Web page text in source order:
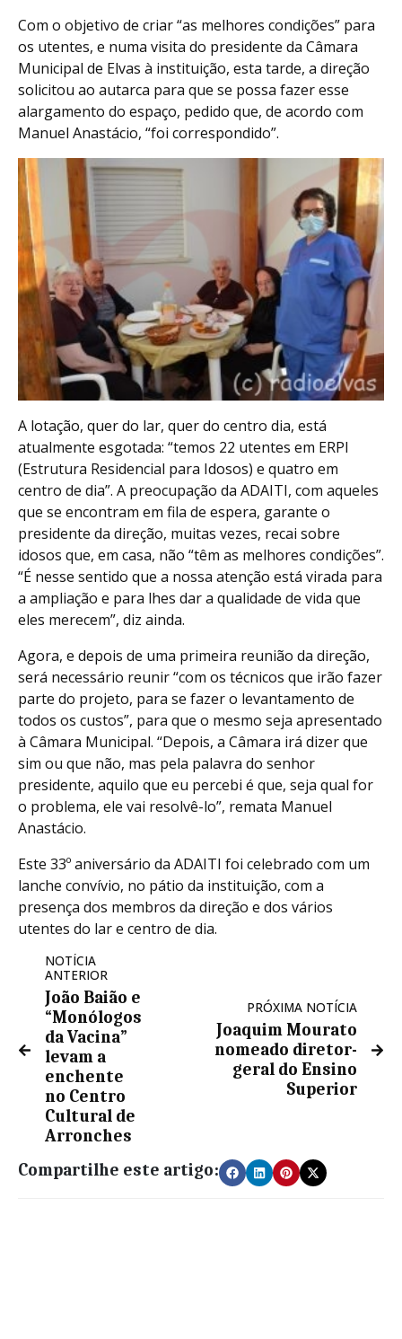
Com o objetivo de criar “as melhores condições” para
os utentes, e numa visita do presidente da Câmara
Municipal de Elvas à instituição, esta tarde, a direção
solicitou ao autarca para que se possa fazer esse
alargamento do espaço, pedido que, de acordo com
Manuel Anastácio, “foi correspondido”.
A lotação, quer do lar, quer do centro dia, está
atualmente esgotada: “temos 22 utentes em ERPI
(Estrutura Residencial para Idosos) e quatro em
centro de dia”. A preocupação da ADAITI, com aqueles
que se encontram em fila de espera, garante o
presidente da direção, muitas vezes, recai sobre
idosos que, em casa, não “têm as melhores condições”.
“É nesse sentido que a nossa atenção está virada para
a ampliação e para lhes dar a qualidade de vida que
eles merecem”, diz ainda.
Agora, e depois de uma primeira reunião da direção,
será necessário reunir “com os técnicos que irão fazer
parte do projeto, para se fazer o levantamento de
todos os custos”, para que o mesmo seja apresentado
à Câmara Municipal. “Depois, a Câmara irá dizer que
sim ou que não, mas pela palavra do senhor
presidente, aquilo que eu percebi é que, seja qual for
o problema, ele vai resolvê-lo”, remata Manuel
Anastácio.
Este 33º aniversário da ADAITI foi celebrado com um
lanche convívio, no pátio da instituição, com a
presença dos membros da direção e dos vários
utentes do lar e centro de dia.
NOTÍCIA
ANTERIOR
João Baião e
“Monólogos
da Vacina”
levam a
enchente
no Centro
Cultural de
Arronches
PRÓXIMA NOTÍCIA
Joaquim Mourato
nomeado diretor-
geral do Ensino
Superior
Compartilhe este artigo: